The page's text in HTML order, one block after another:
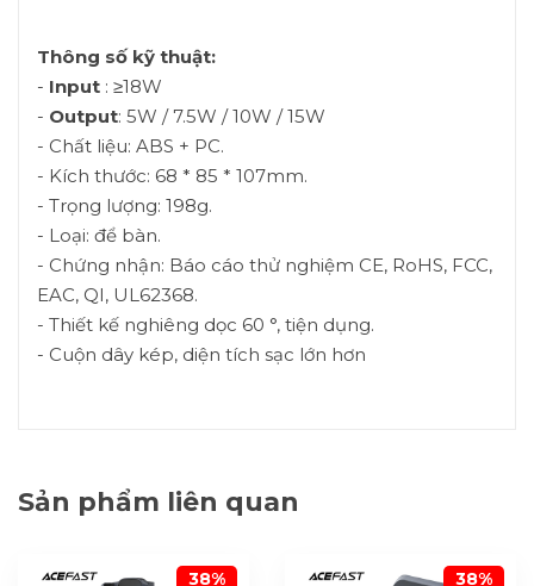
Thông số kỹ thuật:
- Input : ≥18W
- Output: 5W / 7.5W / 10W / 15W
- Chất liệu: ABS + PC.
- Kích thước: 68 * 85 * 107mm.
- Trọng lượng: 198g.
- Loại: để bàn.
- Chứng nhận: Báo cáo thử nghiệm CE, RoHS, FCC,
EAC, QI, UL62368.
- Thiết kế nghiêng dọc 60 °, tiện dụng.
- Cuộn dây kép, diện tích sạc lớn hơn
Sản phẩm liên quan
38% 38%